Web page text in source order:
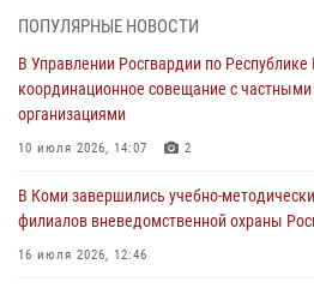
по спортивному самбо
03 августа 2026, 12:07 5
В Коми росгвардейцы информируют
законодательстве в сфере оборота
02 августа 2026, 06:17
В Койгородском районе местный житель
ПОПУЛЯРНЫЕ НОВОСТИ
В Управлении Росгвардии по Республике
координационное совещание с
организациями
10 июля 2026, 14:07 2
В Коми завершились учебно-
филиалов вневедомственной охраны
16 июля 2026, 12:46